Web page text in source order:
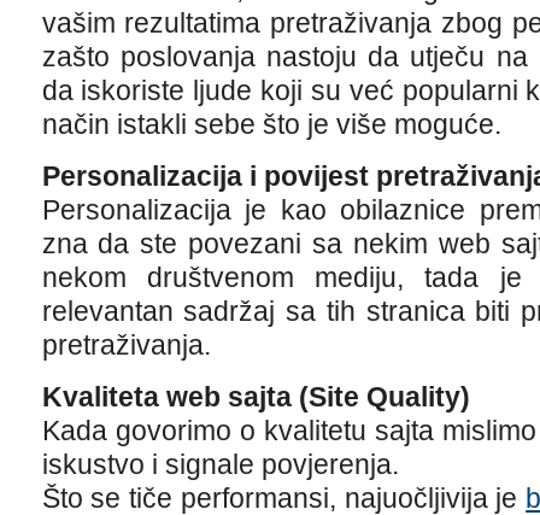
vašim rezultatima pretraživanja zbog
zašto poslovanja nastoju da utječu
da iskoriste ljude koji su već popularni
način istakli sebe što je više moguće.
Personalizacija i povijest
Personalizacija je kao obilaznice
zna da ste povezani sa nekim web
nekom društvenom mediju, tada
relevantan sadržaj sa tih stranica biti
pretraživanja.
Kvaliteta web sajta (Site Quality)
Kada govorimo o kvalitetu sajta
iskustvo i signale povjerenja.
Što se tiče performansi, najuočljivija je